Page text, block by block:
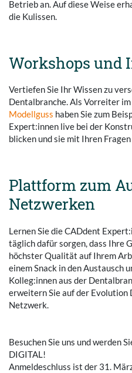
Betrieb an. Auf diese Weise
die Kulissen.
Workshops und
Vertiefen Sie Ihr Wissen zu
Dentalbranche. Als Vorreiter
Modellguss haben Sie zum
Expert:innen live bei der
blicken und sie mit Ihren
Plattform zum
Netzwerken
Lernen Sie die CADdent
täglich dafür sorgen, dass Ihre
höchster Qualität auf Ihrem
einem Snack in den Austausch
Kolleg:innen aus der
erweitern Sie auf der Evolution
Netzwerk.
Besuchen Sie uns und werden
DIGITAL!
Anmeldeschluss ist der 31.